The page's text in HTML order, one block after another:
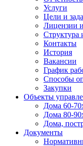
Услуги
Цели и
Лицензии
Структура
Контакты
История
Вакансии
График
Способы
Закупки
Объекты
Дома 60-
Дома 80-
Дома,
Документы